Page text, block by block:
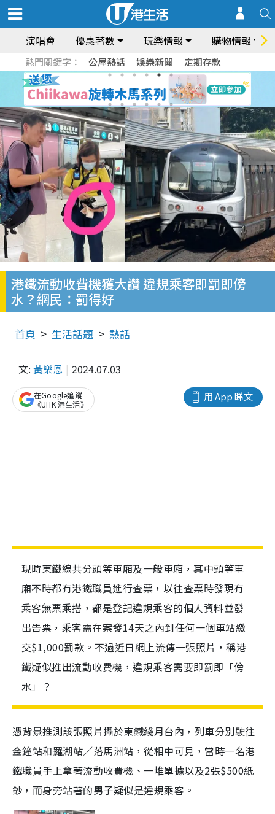
演唱會 優惠著數 玩樂情報 購物情報
熱門關鍵字： 公屋熱話 娛樂新聞 定期存款
港鐵流動收費機獲大讚 違規乘客即罰即傍
水？網民：罰得好
首頁 生活話題 熱話
文: 黃樂恩 2024.07.03
用 App 睇文
在Google追蹤
《UHK 港生活》
現時東鐵線共分頭等車廂及一般車廂，其中頭等車
廂不時都有港鐵職員進行查票，以往查票時發現有
乘客無票乘搭，都是登記違規乘客的個人資料並發
出告票，乘客需在案發14天之內到任何一個車站繳
交$1,000罰款。不過近日網上流傳一張照片，稱港
鐵疑似推出流動收費機，違規乘客需要即罰即「傍
水」？
憑背景推測該張照片攝於東鐵綫月台內，列車分別駛往
金鐘站和羅湖站／落馬洲站，從相中可見，當時一名港
鐵職員手上拿著流動收費機、一堆單據以及2張$500紙
鈔，而身旁站著的男子疑似是違規乘客。